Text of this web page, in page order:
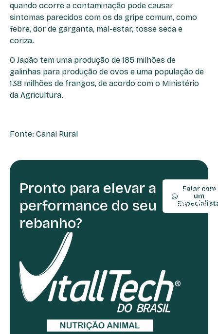
quando ocorre a contaminação pode causar
sintomas parecidos com os da gripe comum, como
febre, dor de garganta, mal-estar, tosse seca e
coriza.
O Japão tem uma produção de 185 milhões de
galinhas para produção de ovos e uma população de
138 milhões de frangos, de acordo com o Ministério
da Agricultura.
Fonte: Canal Rural
Pronto para elevar a
performance do seu
rebanho?
Falar com
um
TELEFONE:
(54)
(54) 3361-